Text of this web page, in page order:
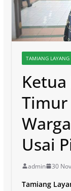
TAMIANG LAYANG
Ketua
Usai
admin 30
Tamiang